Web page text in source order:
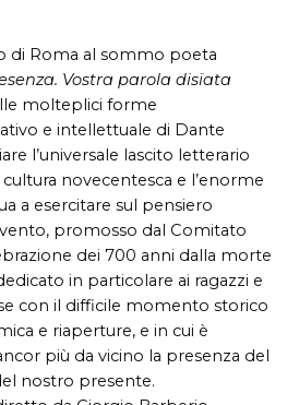
di Roma al sommo poeta
Vostra parola disïata
molteplici forme
e intellettuale di Dante
l’universale lascito letterario
novecentesca e l’enorme
a esercitare sul pensiero
promosso dal Comitato
dei 700 anni dalla morte
in particolare ai ragazzi e
con il difficile momento storico
e riaperture, e in cui è
più da vicino la presenza del
nostro presente.